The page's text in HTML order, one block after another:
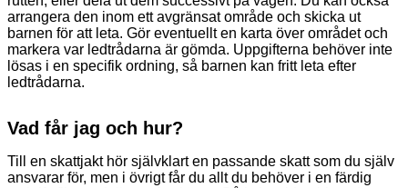
arrangera den inom ett avgränsat område och skicka ut
barnen för att leta. Gör eventuellt en karta över området och
markera var ledtrådarna är gömda. Uppgifterna behöver inte
lösas i en specifik ordning, så barnen kan fritt leta efter
ledtrådarna.
Vad får jag och hur?
Till en skattjakt hör självklart en passande skatt som du själv
ansvarar för, men i övrigt får du allt du behöver i en färdig